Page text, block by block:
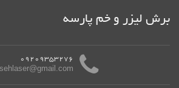
برش لیزر و خم پارسه
09209353276